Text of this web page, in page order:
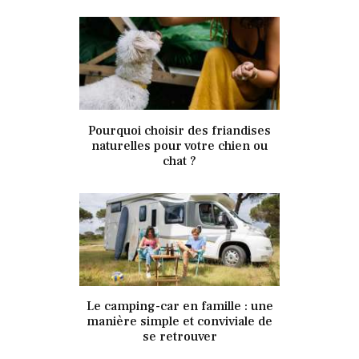
336Views 0Likes
Pourquoi choisir des friandises
naturelles pour votre chien ou
chat ?
333 Views 0Likes
Le camping-car en famille : une
manière simple et conviviale de
se retrouver